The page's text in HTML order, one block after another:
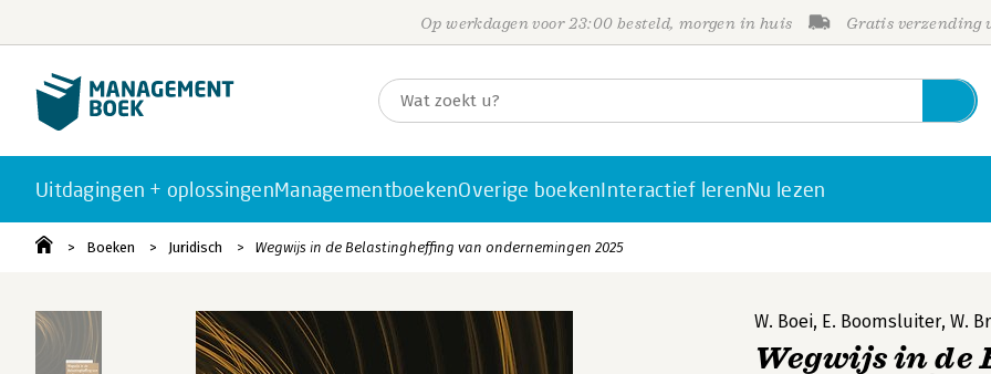
Op werkdagen voor 23:00 besteld, morgen in huis Gratis verzending
Uitdagingen + oplossingenManagementboekenOverige boekenInteractief lerenNu lezen
Boeken Juridisch Wegwijs in de Belastingheffing van ondernemingen 2025
W. Boei, E. Boomsluiter, W.
Wegwijs in